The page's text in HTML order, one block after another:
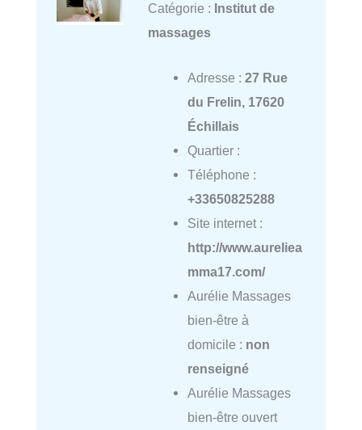
Catégorie : Institut de
massages
Adresse : 27 Rue
du Frelin, 17620
Échillais
Quartier :
Téléphone :
+33650825288
Site internet :
http://www.aureliea
mma17.com/
Aurélie Massages
bien-être à
domicile : non
renseigné
Aurélie Massages
bien-être ouvert